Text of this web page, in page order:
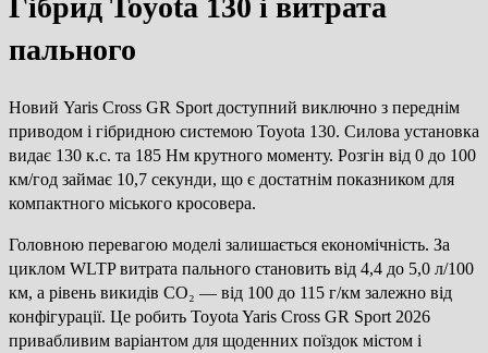
пального
Новий Yaris Cross GR Sport доступний виключно з переднім
приводом і гібридною системою Toyota 130. Силова установка
видає 130 к.с. та 185 Нм крутного моменту. Розгін від 0 до 100
км/год займає 10,7 секунди, що є достатнім показником для
компактного міського кросовера.
Головною перевагою моделі залишається економічність. За
циклом WLTP витрата пального становить від 4,4 до 5,0 л/100
км, а рівень викидів CO₂ — від 100 до 115 г/км залежно від
конфігурації. Це робить Toyota Yaris Cross GR Sport 2026
привабливим варіантом для щоденних поїздок містом і